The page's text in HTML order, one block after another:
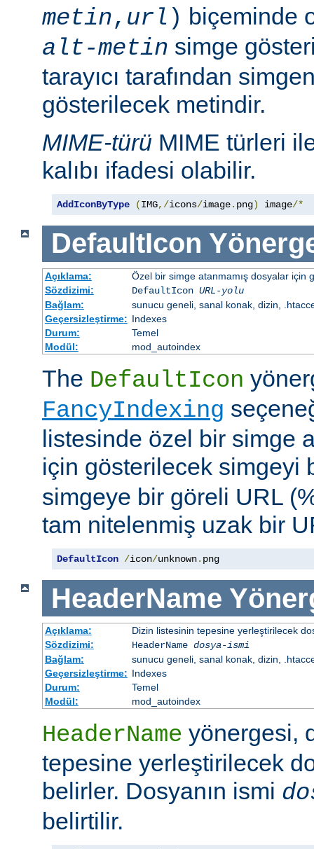
metin, url ) biçeminde
alt-metin simge
tarayıcı tarafından
gösterilecek metindir.
MIME-türü MIME türleri
kalıbı ifadesi olabilir.
AddIconByType (IMG,/icons/image. png) image/*
DefaultIcon
Açıklama:
Özel bir simge atanmamış dosyalar için
Sözdizimi:
DefaultIcon URL-yolu
Bağlam:
sunucu geneli, sanal konak, dizin,
Geçersizleştirme: Indexes
Durum:
Temel
Modül:
mod_autoindex
The DefaultIcon
FancyIndexing
listesinde özel bir simge
için gösterilecek simgeyi
simgeye bir göreli URL
tam nitelenmiş uzak bir
DefaultIcon /icon/unknown. png
HeaderName
Açıklama:
Dizin listesinin tepesine yerleştirilecek
Sözdizimi:
HeaderName dosya-ismi
Bağlam:
sunucu geneli, sanal konak, dizin,
Geçersizleştirme: Indexes
Durum:
Temel
Modül:
mod_autoindex
HeaderName yönergesi,
tepesine yerleştirilecek
belirler. Dosyanın ismi
belirtilir.